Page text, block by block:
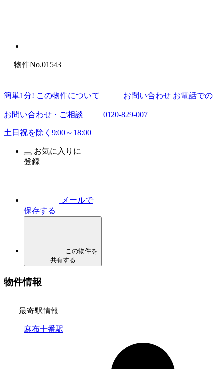
物件No.01543
簡単1分! この物件について お問い合わせ お電話での
お問い合わせ・ご相談 0120-829-007
土日祝を除く9:00～18:00
お気に入りに
登録
メールで
保存する
この物件を
共有する
物件情報
最寄駅情報
麻布十番駅